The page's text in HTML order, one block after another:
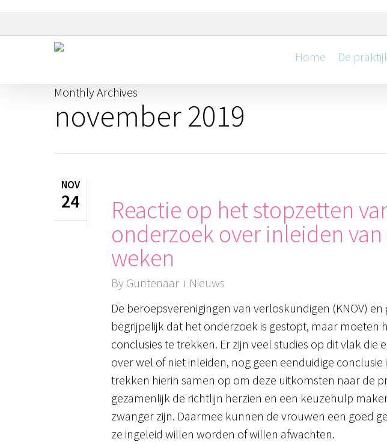
Home De
Monthly Archives
november 2019
NOV
24
Reactie op het stopzetten
onderzoek over inleiden
weken
By Guntenaar
Nieuws
De beroepsverenigingen van verloskundigen (KNOV)
begrijpelijk dat het onderzoek is gestopt, maar moeten
conclusies te trekken. Er zijn veel studies op dit vlak die
over wel of niet inleiden, nog geen eenduidige conclusie
trekken hierin samen op om deze uitkomsten naar de
gezamenlijk de richtlijn herzien en een keuzehulp
zwanger zijn. Daarmee kunnen de vrouwen een goed
ze ingeleid willen worden of willen afwachten.